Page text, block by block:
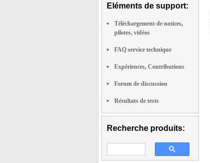
Eléments de support:
Téléchargement de notices,
pilotes, vidéos
FAQ service technique
Expériences, Contributions
Forum de discussion
Résultats de tests
Recherche produits: